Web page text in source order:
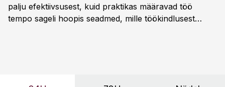
palju efektiivsusest, kuid praktikas määravad töö
tempo sageli hoopis seadmed, mille töökindlusest